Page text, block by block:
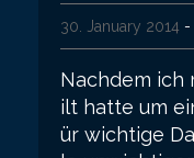
30. January 2014 -
Nachdem ich
ilt hatte um
ür wichtige